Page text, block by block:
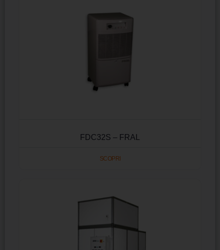
FDC32S – FRAL
SCOPRI